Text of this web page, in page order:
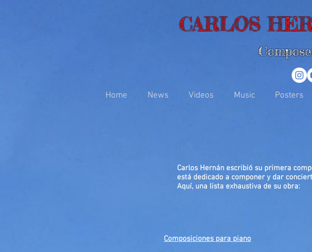
CARLOS
Home News Videos Music Posters
Carlos Hernán escribió su primera
está dedicado a componer y dar
Aquí, una lista exhaustiva de su obra:
Composiciones para piano